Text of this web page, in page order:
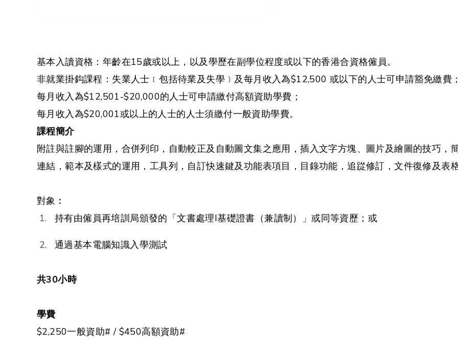
基本入讀資格：年齡在15歲或以上，以及學歷在副學位程度或以下的香港合資格僱員。
非就業掛鈎課程：失業人士﹝包括待業及失學﹞及每月收入為$12,500 或以下的人士可申請豁免繳費
每月收入為$12,501-$20,000的人士可申請繳付高額資助學費；
每月收入為$20,001或以上的人士的人士須繳付一般資助學費。
課程簡介
附註與註腳的運用，合併列印，自動較正及自動圖文集之應用，插入文字方塊、圖片及繪圖的技巧，
連結，範本及樣式的運用，工具列，自訂快速鍵及功能表項目，目錄功能，追踨修訂，文件復修及表
對象︰
持有由僱員再培訓局頒發的「文書處理I基礎證書（兼讀制）」或同等資歷；或
通過基本電腦知識入學測試
共30小時
學費
$2,250一般資助# / $450高額資助#